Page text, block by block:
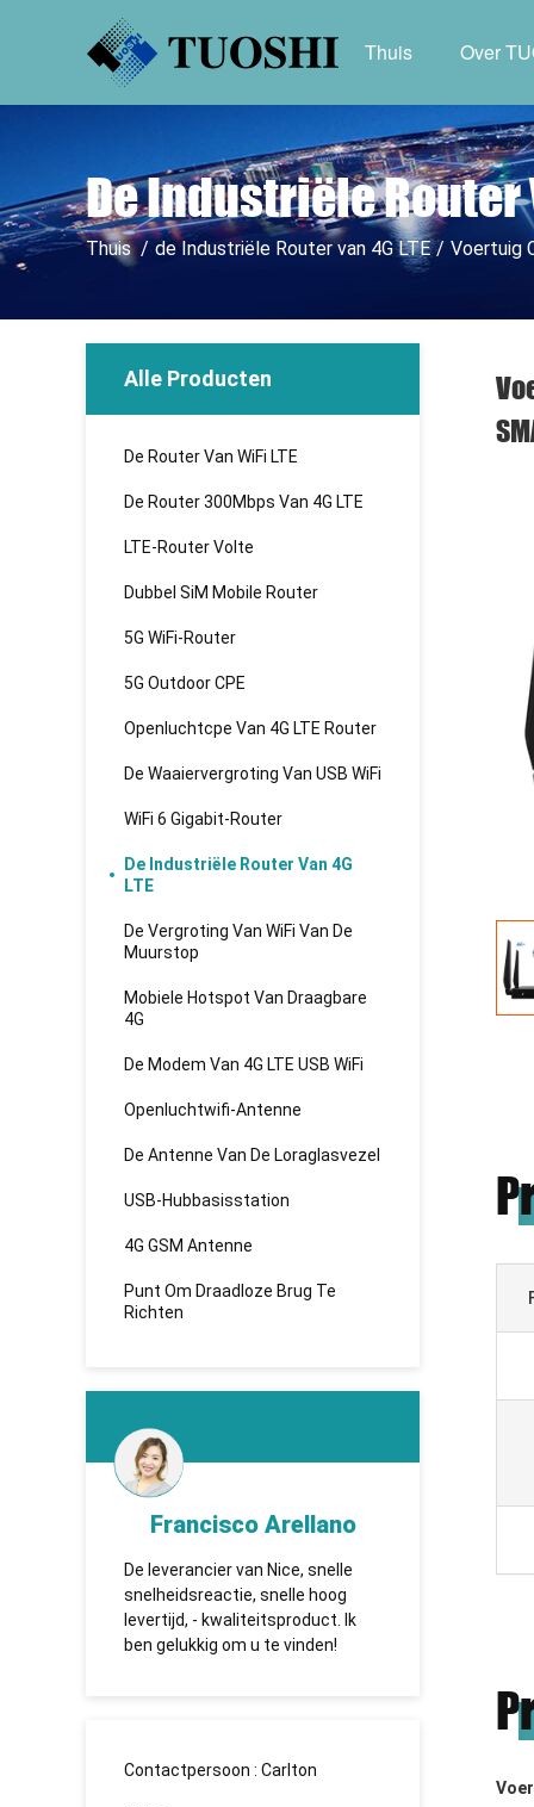
Thuis Over
De Industriële Router
Thuis / de Industriële Router van 4G LTE / Voertuig
Alle Producten
De Router Van WiFi LTE
De Router 300Mbps Van 4G LTE
LTE-Router Volte
Dubbel SiM Mobile Router
5G WiFi-Router
5G Outdoor CPE
Openluchtcpe Van 4G LTE Router
De Waaiervergroting Van USB WiFi
WiFi 6 Gigabit-Router
De Industriële Router Van 4G
LTE
De Vergroting Van WiFi Van De
Muurstop
Mobiele Hotspot Van Draagbare
4G
De Modem Van 4G LTE USB WiFi
Openluchtwifi-Antenne
De Antenne Van De Loraglasvezel
USB-Hubbasisstation
4G GSM Antenne
Punt Om Draadloze Brug Te
Richten
Francisco Arellano
De leverancier van Nice, snelle
snelheidsreactie, snelle hoog
levertijd, - kwaliteitsproduct. Ik
ben gelukkig om u te vinden!
TUOSHI -
Contactpersoon : Carlton